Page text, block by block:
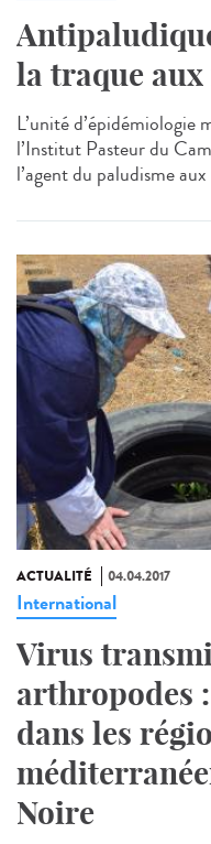
la traque aux
L’unité d’épidémiologie
l’Institut Pasteur du
l’agent du paludisme
ACTUALITÉ 04.04.2017
International
Virus
arthropodes
dans les
Noire